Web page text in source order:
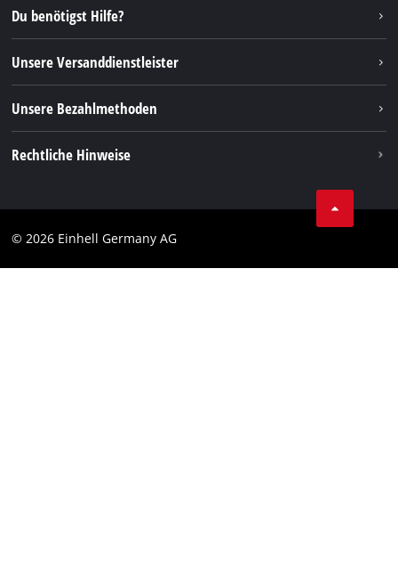
FAQs
Rücksendungen / Widerruf
Verpackungsrichtlinien
Hinweise zur Batterieentsorgung
Vertrag widerrufen
Instagram
TikTok
Pinterest
Linkedin
Du benötigst Hilfe?
Unsere Versanddienstleister
Unsere Bezahlmethoden
Rechtliche Hinweise
Impressum
© 2026 Einhell Germany AG